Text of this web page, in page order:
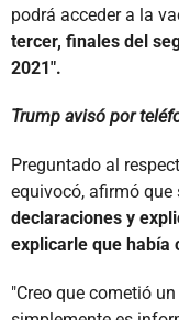
podrá acceder a la
tercer, finales del
2021".
Trump avisó por
Preguntado al
equivocó, afirmó que
declaraciones y
explicarle que había
"Creo que cometió